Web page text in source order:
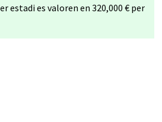
estadi es valoren en 320,000 € per